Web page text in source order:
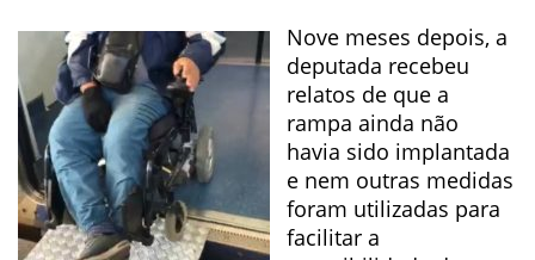
Nove meses depois, a
deputada recebeu
relatos de que a
rampa ainda não
havia sido implantada
e nem outras medidas
foram utilizadas para
facilitar a